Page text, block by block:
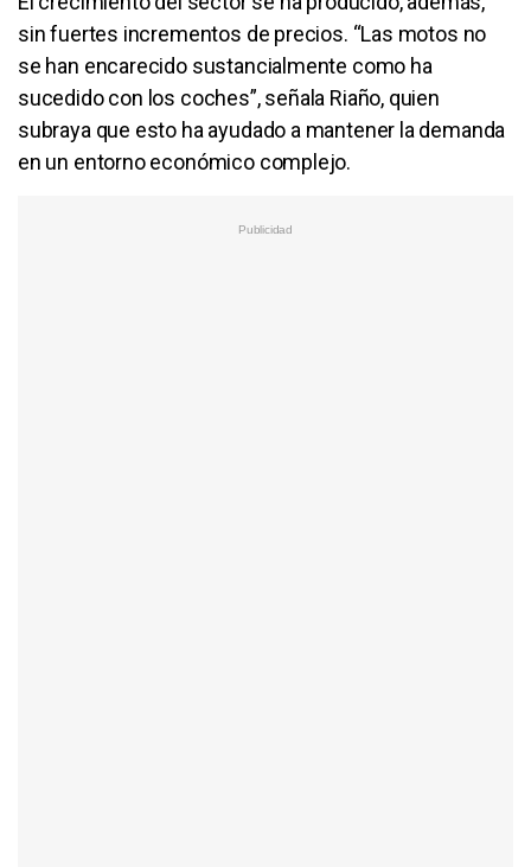
sin fuertes incrementos de precios. “Las motos no
se han encarecido sustancialmente como ha
sucedido con los coches”, señala Riaño, quien
subraya que esto ha ayudado a mantener la demanda
en un entorno económico complejo.